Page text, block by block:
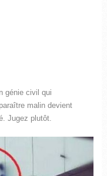
génie civil qui
malin devient
Jugez plutôt.